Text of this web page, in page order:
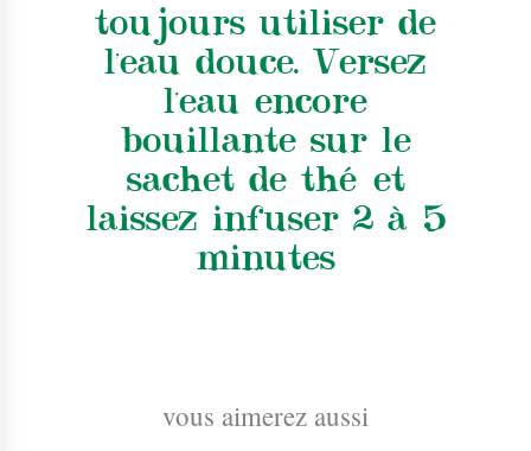
toujours utiliser de
l'eau douce. Versez
l'eau encore
bouillante sur le
sachet de thé et
laissez infuser 2 à 5
minutes
vous aimerez aussi